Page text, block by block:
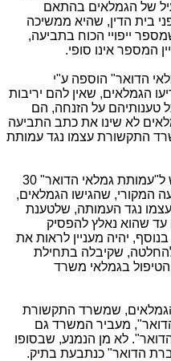
של הגמלאים בהתאם
בית הדין, שהיא ממשיכה
ייפויי הכוח בתביעה,
הדואר" הוספה ע"י
הגמלאים, שאין להם יריבות
טענותיהם על הזנחה, הם
לא שינו את כתב התביעה
התקשורת עצמו נגד עמותת
בהתאם להחלטת השופטת, כעת יש ל"עמותת גמלאי הדואר" 30
המקורי, שהגישו הגמלאים,
נגד העמותה, שלטענת
שהוא נאלץ להפסיק
יהיה מעניין לראות את
שקיבלה בתחילת
בגמלאי משרד
הגמלאים, שמשרד התקשורת
מעביר המשרד גם
לא מן הנמנע, שבסופו
הדואר" כנתבעת בתיק.